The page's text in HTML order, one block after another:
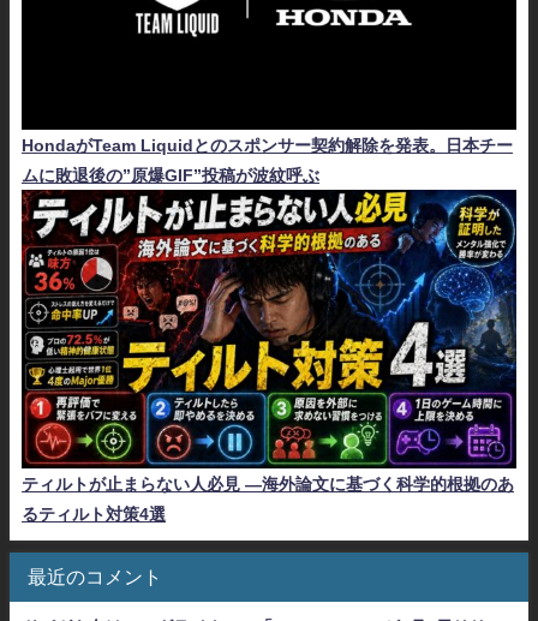
HondaがTeam Liquidとのスポンサー契約解除を発表。日本チー
ムに敗退後の”原爆GIF”投稿が波紋呼ぶ
ティルトが止まらない人必見 ―海外論文に基づく科学的根拠のあ
るティルト対策4選
最近のコメント